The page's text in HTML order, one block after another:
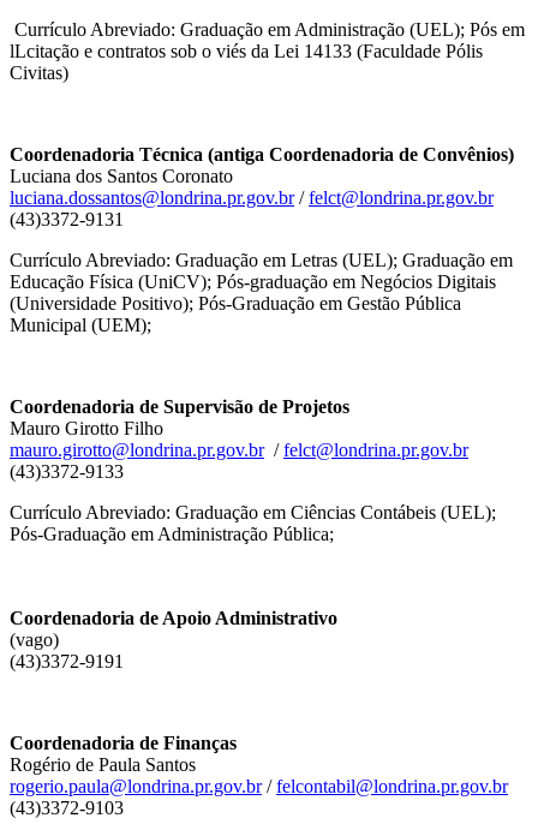
Currículo Abreviado: Graduação em Administração (UEL); Pós em
lLcitação e contratos sob o viés da Lei 14133 (Faculdade Pólis
Civitas)
Coordenadoria Técnica (antiga Coordenadoria de Convênios)
Luciana dos Santos Coronato
luciana.dossantos@londrina.pr.gov.br/felct@londrina.pr.gov.br
(43)3372-9131
Currículo Abreviado: Graduação em Letras (UEL); Graduação em
Educação Física (UniCV); Pós-graduação em Negócios Digitais
(Universidade Positivo); Pós-Graduação em Gestão Pública
Municipal (UEM);
Coordenadoria de Supervisão de Projetos
Mauro Girotto Filho
mauro.girotto@londrina.pr.gov.br/felct@londrina.pr.gov.br
(43)3372-9133
Currículo Abreviado: Graduação em Ciências Contábeis (UEL);
Pós-Graduação em Administração Pública;
Coordenadoria de Apoio Administrativo
(vago)
(43)3372-9191
Coordenadoria de Finanças
Rogério de Paula Santos
rogerio.paula@londrina.pr.gov.br/felcontabil@londrina.pr.gov.br
(43)3372-9103